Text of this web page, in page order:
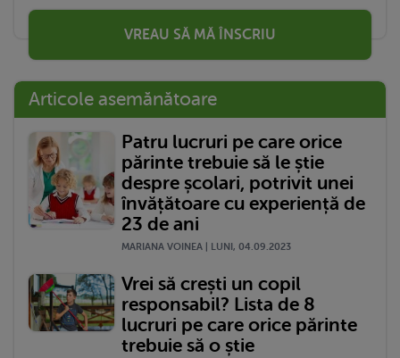
VREAU SĂ MĂ ÎNSCRIU
Articole asemănătoare
Patru lucruri pe care orice
părinte trebuie să le știe
despre școlari, potrivit unei
învățătoare cu experiență de
23 de ani
MARIANA VOINEA | LUNI, 04.09.2023
Vrei să crești un copil
responsabil? Lista de 8
lucruri pe care orice părinte
trebuie să o știe